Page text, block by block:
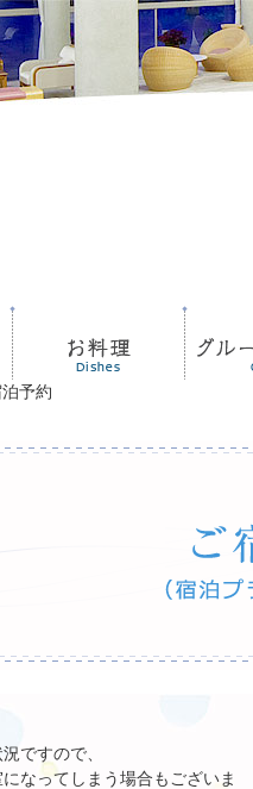
報 リンク 交通案内
予約
ですので、
なってしまう場合もございま